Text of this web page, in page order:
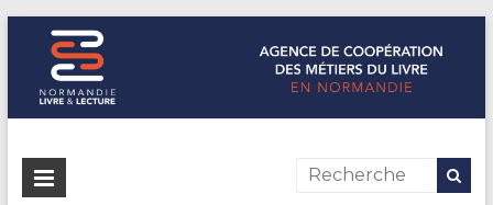
Normandie Livre & Lecture
L'agence de coopération des métiers du livre en Normandie